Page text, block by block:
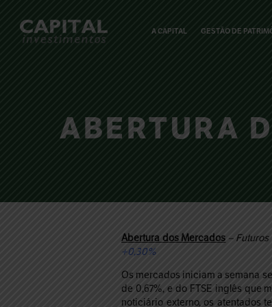
A CAPITAL GESTÃO DE
ABERTURA
Abertura dos Mercados –
+0,30%
Os mercados iniciam a semana
de 0,67%, e do FTSE inglês que
noticiário externo, os atentados